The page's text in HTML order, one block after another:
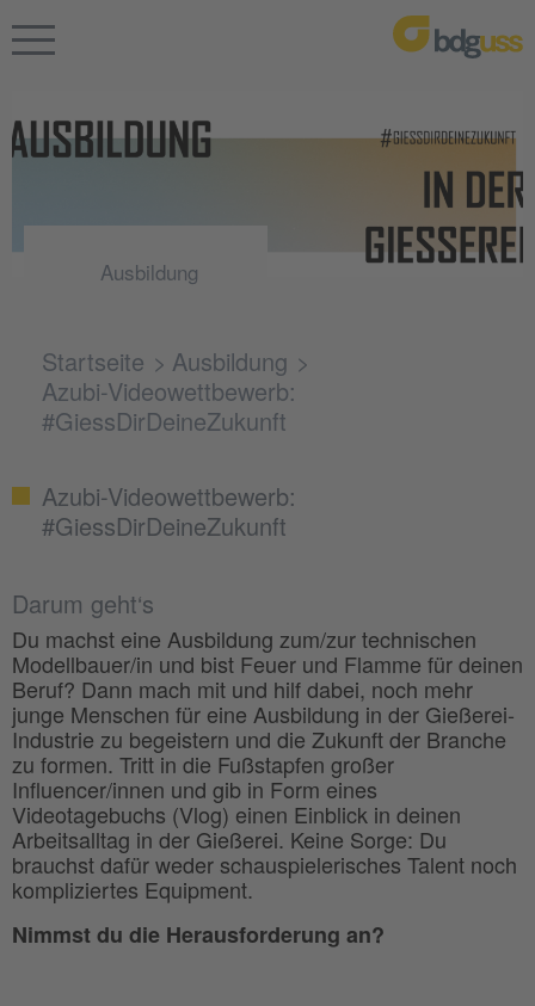
Ausbildung
Startseite
Ausbildung
Azubi-Videowettbewerb:
#GiessDirDeineZukunft
Azubi-Videowettbewerb:
#GiessDirDeineZukunft
Darum geht‘s
Du machst eine Ausbildung zum/zur technischen
Modellbauer/in und bist Feuer und Flamme für deinen
Beruf? Dann mach mit und hilf dabei, noch mehr
junge Menschen für eine Ausbildung in der Gießerei-
Industrie zu begeistern und die Zukunft der Branche
zu formen. Tritt in die Fußstapfen großer
Influencer/innen und gib in Form eines
Videotagebuchs (Vlog) einen Einblick in deinen
Arbeitsalltag in der Gießerei. Keine Sorge: Du
brauchst dafür weder schauspielerisches Talent noch
kompliziertes Equipment.
Nimmst du die Herausforderung an?